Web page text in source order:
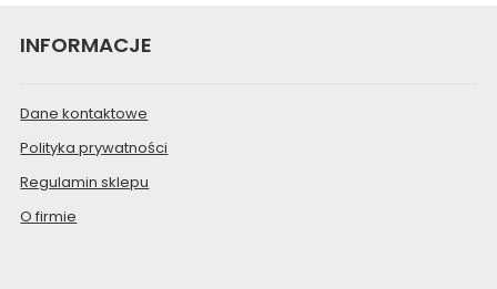
INFORMACJE
Dane kontaktowe
Polityka prywatności
Regulamin sklepu
O firmie